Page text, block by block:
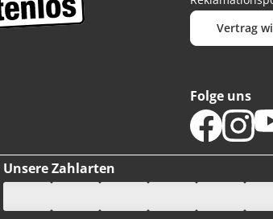
Vertrag
Folge uns
Unsere Zahlarten